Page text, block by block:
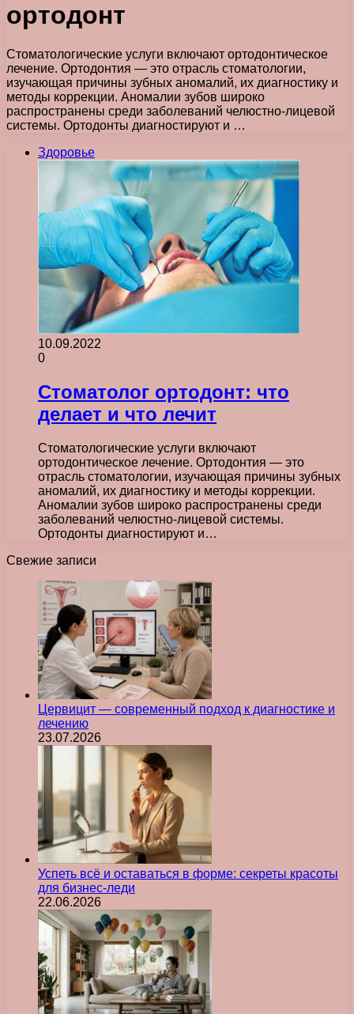
ортодонт
Стоматологические услуги включают ортодонтическое
лечение. Ортодонтия — это отрасль стоматологии,
изучающая причины зубных аномалий, их диагностику и
методы коррекции. Аномалии зубов широко
распространены среди заболеваний челюстно-лицевой
системы. Ортодонты диагностируют и …
Здоровье
10.09.2022
0
Стоматолог ортодонт: что
делает и что лечит
Стоматологические услуги включают
ортодонтическое лечение. Ортодонтия — это
отрасль стоматологии, изучающая причины зубных
аномалий, их диагностику и методы коррекции.
Аномалии зубов широко распространены среди
заболеваний челюстно-лицевой системы.
Ортодонты диагностируют и…
Свежие записи
Цервицит — современный подход к диагностике и
лечению
23.07.2026
Успеть всё и оставаться в форме: секреты красоты
для бизнес-леди
22.06.2026